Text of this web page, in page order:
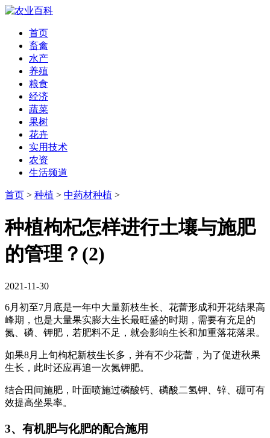
首页
畜禽
水产
养殖
粮食
经济
蔬菜
果树
花卉
实用技术
农资
生活频道
首页 > 种植 > 中药材种植 >
种植枸杞怎样进行土壤与施肥
的管理？(2)
2021-11-30
6月初至7月底是一年中大量新枝生长、花蕾形成和开花结果高
峰期，也是大量果实膨大生长最旺盛的时期，需要有充足的
氮、磷、钾肥，若肥料不足，就会影响生长和加重落花落果。
如果8月上旬枸杞新枝生长多，并有不少花蕾，为了促进秋果
生长，此时还应再追一次氮钾肥。
结合田间施肥，叶面喷施过磷酸钙、磷酸二氢钾、锌、硼可有
效提高坐果率。
3、有机肥与化肥的配合施用